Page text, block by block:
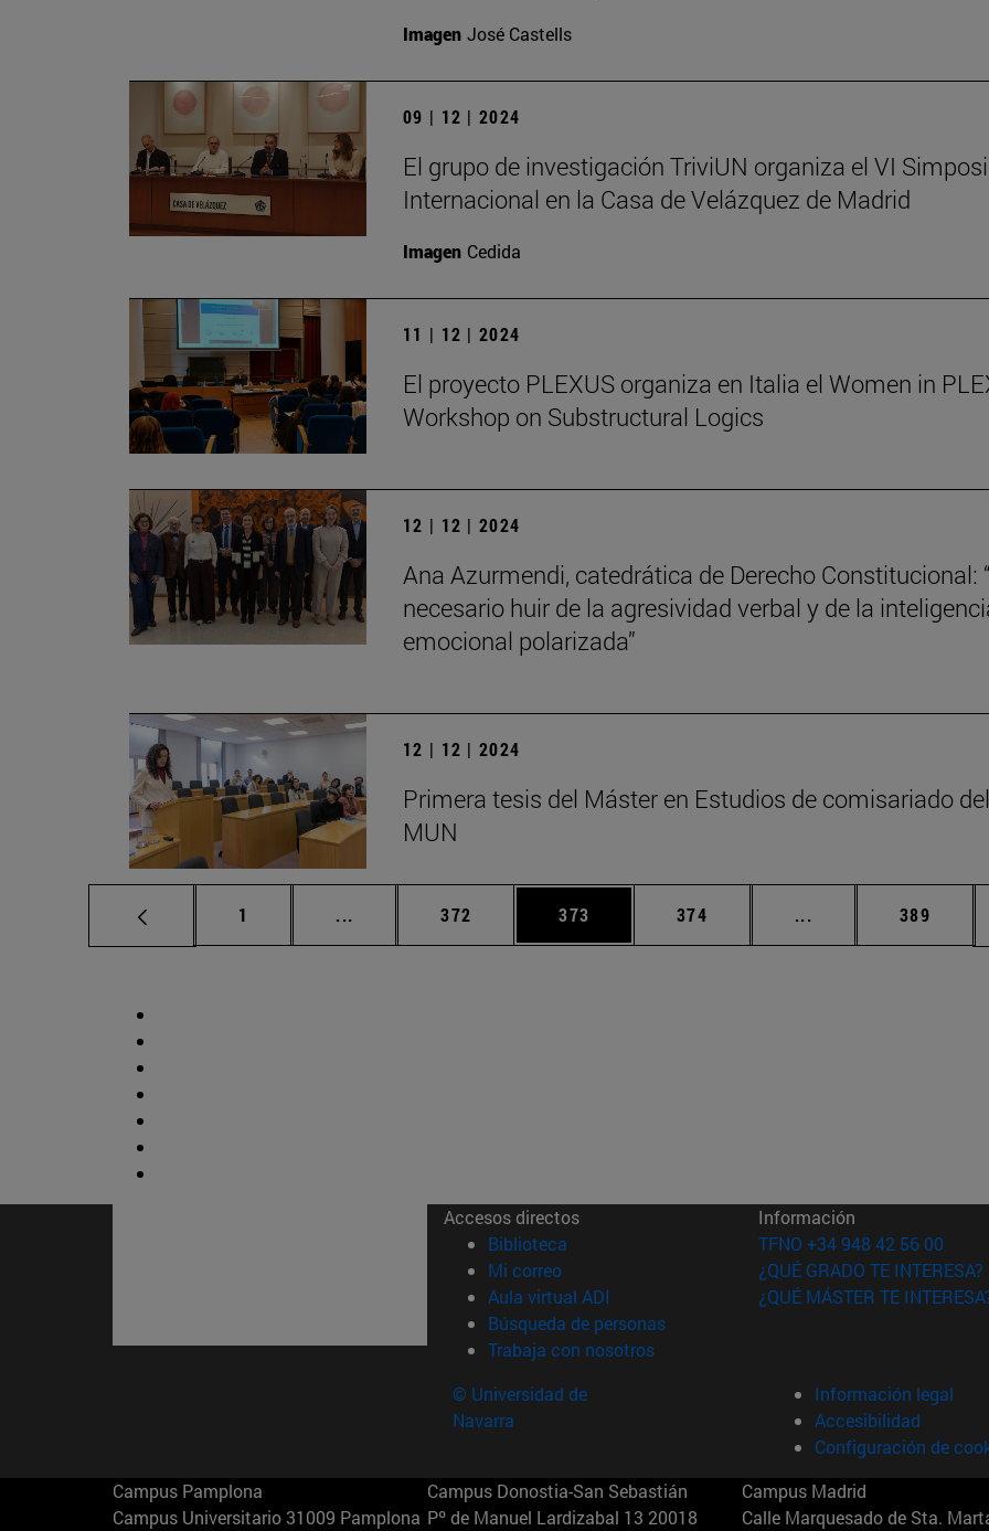
Imagen José Castells
09 | 12 | 2024
El grupo de investigación TriviUN organiza el VI
Internacional en la Casa de Velázquez de Madrid
Imagen Cedida
11 | 12 | 2024
El proyecto PLEXUS organiza en Italia el Women in
Workshop on Substructural Logics
12 | 12 | 2024
Ana Azurmendi, catedrática de Derecho Constitucional:
necesario huir de la agresividad verbal y de la
emocional polarizada”
12 | 12 | 2024
Primera tesis del Máster en Estudios de comisariado del
MUN
Página
1 ... Páginas intermedias Use TAB para desplazarse.
Página
372 Página
373 Página
374 ... Páginas intermedias
Página
389
Accesos directos
Biblioteca (abre en nueva ventana)
Mi correo(abre en nueva ventana)
Aula virtual ADI (abre en nueva ventana)
Búsqueda de personas(abre en nueva ventana)
Trabaja con nosotros(abre en nueva ventana)
Información
TFNO +34 948 42 56 00
¿QUÉ GRADO TE INTERESA?
¿QUÉ MÁSTER TE
© Universidad de
Navarra
Información legal
Accesibilidad
Configuración de
Campus Pamplona
Campus Universitario 31009 Pamplona
Campus Donostia-San Sebastián
Pº de Manuel Lardizabal 13 20018
Campus Madrid
Calle Marquesado de Sta.